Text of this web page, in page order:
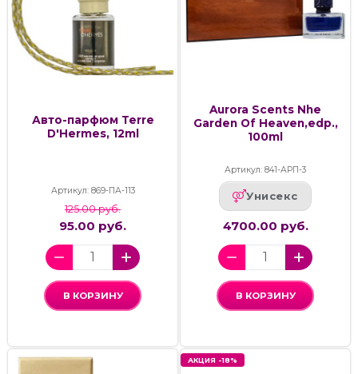
Авто-парфюм Terre
D'Hermes, 12ml
Артикул: 869-ПА-113
125.00 руб.
95.00 руб.
В КОРЗИНУ
Aurora Scents Nhe
Garden Of Heaven,edp.,
100ml
Артикул: 841-АРП-3
Унисекс
4700.00 руб.
В КОРЗИНУ
АКЦИЯ -18%